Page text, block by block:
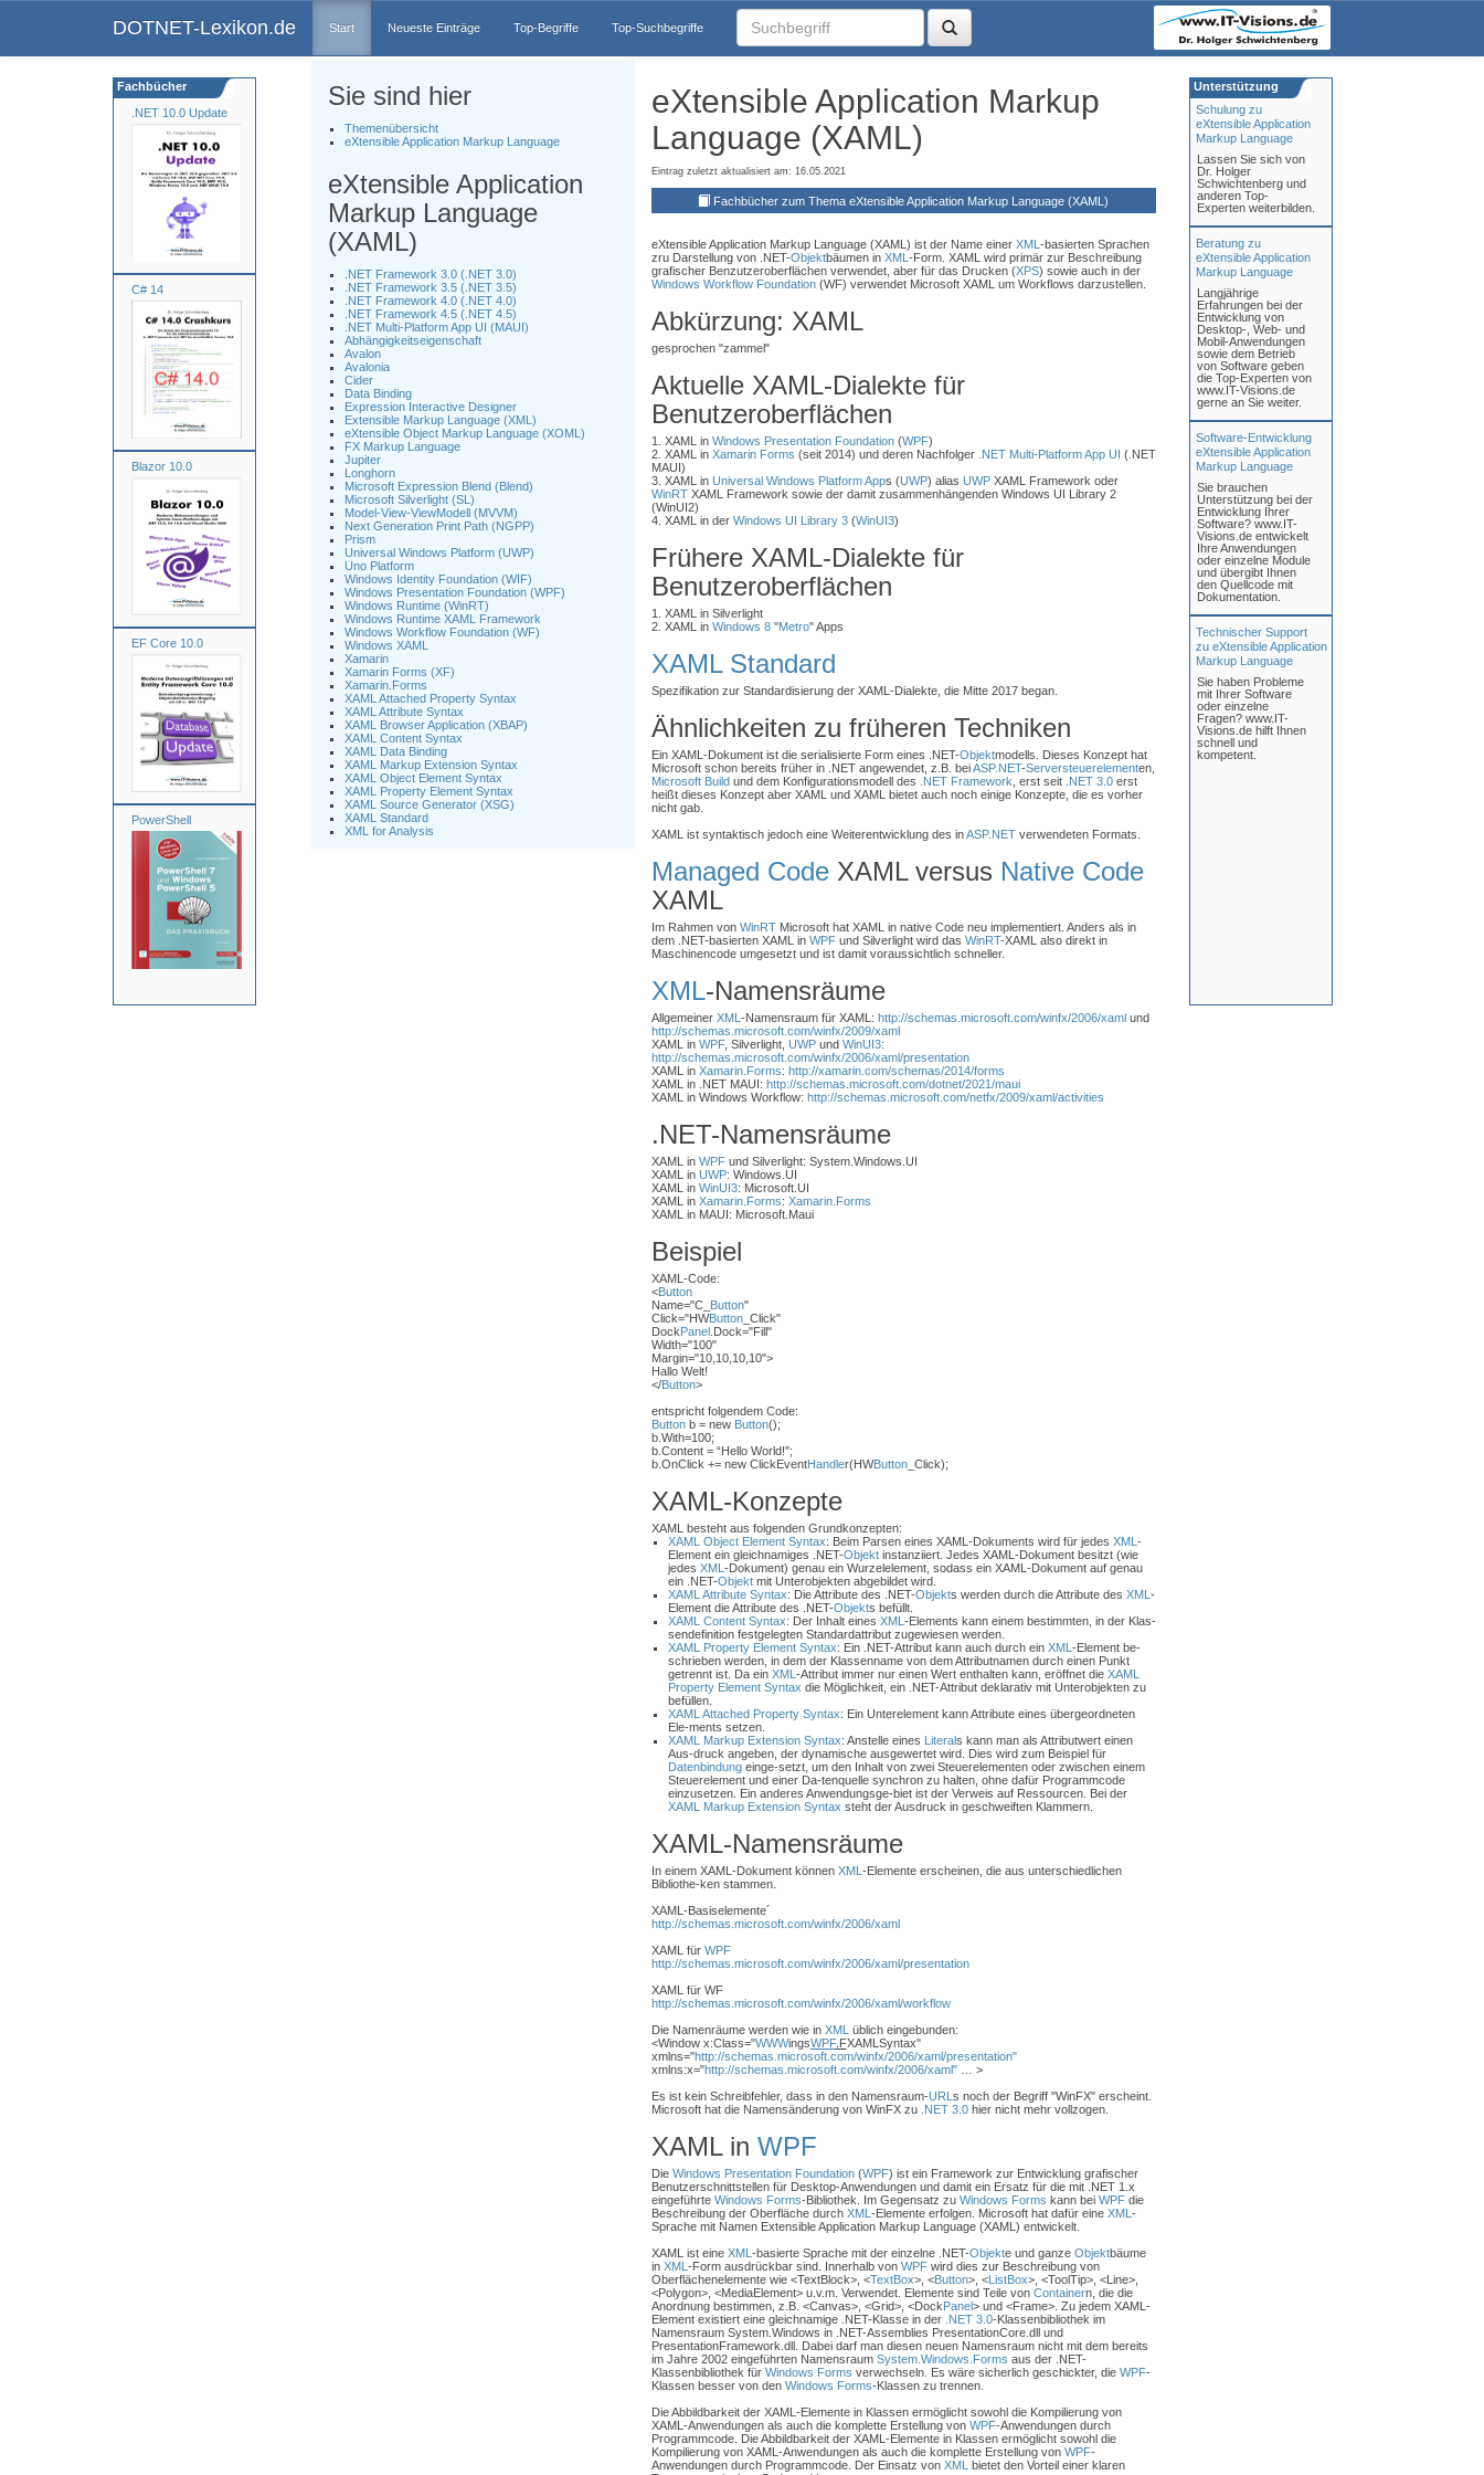
DOTNET-Lexikon.de Start Neueste Einträge Top-Begriffe Top-Suchbegriffe
.NET 10.0 Update
C# 14
Blazor 10.0
EF Core 10.0
PowerShell
Fachbücher Sie sind hier
Themenübersicht
eXtensible Application Markup Language
eXtensible Application
Markup Language
(XAML)
.NET Framework 3.0 (.NET 3.0)
.NET Framework 3.5 (.NET 3.5)
.NET Framework 4.0 (.NET 4.0)
.NET Framework 4.5 (.NET 4.5)
.NET Multi-Platform App UI (MAUI)
Abhängigkeitseigenschaft
Avalon
Avalonia
Cider
Data Binding
Expression Interactive Designer
Extensible Markup Language (XML)
eXtensible Object Markup Language (XOML)
FX Markup Language
Jupiter
Longhorn
Microsoft Expression Blend (Blend)
Microsoft Silverlight (SL)
Model-View-ViewModell (MVVM)
Next Generation Print Path (NGPP)
Prism
Universal Windows Platform (UWP)
Uno Platform
Windows Identity Foundation (WIF)
Windows Presentation Foundation (WPF)
Windows Runtime (WinRT)
Windows Runtime XAML Framework
Windows Workflow Foundation (WF)
Windows XAML
Xamarin
Xamarin Forms (XF)
Xamarin.Forms
XAML Attached Property Syntax
XAML Attribute Syntax
XAML Browser Application (XBAP)
XAML Content Syntax
XAML Data Binding
XAML Markup Extension Syntax
XAML Object Element Syntax
XAML Property Element Syntax
XAML Source Generator (XSG)
XAML Standard
XML for Analysis
eXtensible Application Markup
Language (XAML)
Eintrag zuletzt aktualisiert am: 16.05.2021
Fachbücher zum Thema eXtensible Application Markup Language (XAML)
eXtensible Application Markup Language (XAML) ist der Name einer XML -basierten Sprachen
zru Darstellung von .NET-Objektbäumen in XML -Form. XAML wird primär zur Beschreibung
grafischer Benzutzeroberflächen verwendet, aber für das Drucken (XPS) sowie auch in der
Windows Workflow Foundation(WF) verwendet Microsoft XAML um Workflows darzustellen.
Abkürzung: XAML
gesprochen "zammel"
Aktuelle XAML-Dialekte für
Benutzeroberflächen
1. XAML in Windows Presentation Foundation(WPF)
2. XAML in Xamarin Forms (seit 2014) und deren Nachfolger .NET Multi-Platform App UI (.NET
MAUI)
3. XAML in Universal Windows Platform Apps (UWP) alias UWPXAML Framework oder
WinRTXAML Framework sowie der damit zusammenhängenden Windows UI Library 2
(WinUI2)
4. XAML in der Windows UI Library 3(WinUI3)
Frühere XAML-Dialekte für
Benutzeroberflächen
1. XAML in Silverlight
2. XAML in Windows 8"Metro" Apps
XAML Standard
Spezifikation zur Standardisierung der XAML-Dialekte, die Mitte 2017 began.
Ähnlichkeiten zu früheren Techniken
Ein XAML-Dokument ist die serialisierte Form eines .NET-Objektmodells. Dieses Konzept hat
Microsoft schon bereits früher in .NET angewendet, z.B. beiASP.NET-Serversteuerelementen,
Microsoft Buildund dem Konfigurationsmodell des .NET Framework , erst seit .NET 3.0erst
heißt dieses Konzept aber XAML und XAML bietet auch noch einige Konzepte, die es vorher
nicht gab.
XAML ist syntaktisch jedoch eine Weiterentwicklung des inASP.NETverwendeten Formats.
Managed CodeXAML versus Native Code
XAML
Im Rahmen von WinRTMicrosoft hat XAML in native Code neu implementiert. Anders als in
dem .NET-basierten XAML in WPFund Silverlight wird das WinRT-XAML also direkt in
Maschinencode umgesetzt und ist damit voraussichtlich schneller.
XML-Namensräume
Allgemeiner XML -Namensraum für XAML: http://schemas.microsoft.com/winfx/2006/xamlund
http://schemas.microsoft.com/winfx/2009/xaml
XAML in WPF, Silverlight, UWPund WinUI3:
http://schemas.microsoft.com/winfx/2006/xaml/presentation
XAML in Xamarin.Forms: http://xamarin.com/schemas/2014/forms
XAML in .NET MAUI: http://schemas.microsoft.com/dotnet/2021/maui
XAML in Windows Workflow: http://schemas.microsoft.com/netfx/2009/xaml/activities
.NET-Namensräume
XAML in WPFund Silverlight: System.Windows.UI
XAML in UWP: Windows.UI
XAML in WinUI3: Microsoft.UI
XAML in Xamarin.Forms: Xamarin.Forms
XAML in MAUI: Microsoft.Maui
Beispiel
XAML-Code:
<Button
Name="C_ Button"
Click="HWButton_Click"
DockPanel.Dock="Fill"
Width="100"
Margin="10,10,10,10">
Hallo Welt!
</Button>
entspricht folgendem Code:
Buttonb = new Button();
b.With=100;
b.Content = “Hello World!";
b.OnClick += new ClickEventHandler(HWButton_Click);
XAML-Konzepte
XAML besteht aus folgenden Grundkonzepten:
XAML Object Element Syntax: Beim Parsen eines XAML-Dokuments wird für jedes XML -
Element ein gleichnamiges .NET-Objektinstanziiert. Jedes XAML-Dokument besitzt (wie
jedes XML -Dokument) genau ein Wurzelelement, sodass ein XAML-Dokument auf genau
ein .NET-Objektmit Unterobjekten abgebildet wird.
XAML Attribute Syntax: Die Attribute des .NET-Objekts werden durch die Attribute des XML -
Element die Attribute des .NET-Objekts befüllt.
XAML Content Syntax: Der Inhalt eines XML -Elements kann einem bestimmten, in der Klas-
sendefinition festgelegten Standardattribut zugewiesen werden.
XAML Property Element Syntax: Ein .NET-Attribut kann auch durch ein XML -Element be-
schrieben werden, in dem der Klassenname von dem Attributnamen durch einen Punkt
getrennt ist. Da ein XML -Attribut immer nur einen Wert enthalten kann, eröffnet die XAML
Property Element Syntax die Möglichkeit, ein .NET-Attribut deklarativ mit Unterobjekten zu
befüllen.
XAML Attached Property Syntax: Ein Unterelement kann Attribute eines übergeordneten
Ele-ments setzen.
XAML Markup Extension Syntax: Anstelle eines Literals kann man als Attributwert einen
Aus-druck angeben, der dynamische ausgewertet wird. Dies wird zum Beispiel für
Datenbindungeinge-setzt, um den Inhalt von zwei Steuerelementen oder zwischen einem
Steuerelement und einer Da-tenquelle synchron zu halten, ohne dafür Programmcode
einzusetzen. Ein anderes Anwendungsge-biet ist der Verweis auf Ressourcen. Bei der
XAML Markup Extension Syntax steht der Ausdruck in geschweiften Klammern.
XAML-Namensräume
In einem XAML-Dokument können XML -Elemente erscheinen, die aus unterschiedlichen
Bibliothe-ken stammen.
XAML-Basiselemente´
http://schemas.microsoft.com/winfx/2006/xaml
XAML für WPF
http://schemas.microsoft.com/winfx/2006/xaml/presentation
XAML für WF
http://schemas.microsoft.com/winfx/2006/xaml/workflow
Die Namenräume werden wie in XML üblich eingebunden:
<Window x:Class="WWWingsWPF.FXAMLSyntax"
xmlns="http://schemas.microsoft.com/winfx/2006/xaml/presentation"
xmlns:x="http://schemas.microsoft.com/winfx/2006/xaml"… >
Es ist kein Schreibfehler, dass in den Namensraum-URL s noch der Begriff "WinFX" erscheint.
Microsoft hat die Namensänderung von WinFX zu .NET 3.0hier nicht mehr vollzogen.
XAML in WPF
Die Windows Presentation Foundation(WPF) ist ein Framework zur Entwicklung grafischer
Benutzerschnittstellen für Desktop-Anwendungen und damit ein Ersatz für die mit .NET 1.x
eingeführte Windows Forms-Bibliothek. Im Gegensatz zu Windows Forms kann bei WPFdie
Beschreibung der Oberfläche durch XML -Elemente erfolgen. Microsoft hat dafür eine XML -
Sprache mit Namen Extensible Application Markup Language (XAML) entwickelt.
XAML ist eine XML -basierte Sprache mit der einzelne .NET-Objekte und ganze Objektbäume
in XML -Form ausdrückbar sind. Innerhalb von WPFwird dies zur Beschreibung von
Oberflächenelemente wie <TextBlock>, <TextBox>, <Button>, <ListBox>, <ToolTip>, <Line>,
<Polygon>, <MediaElement> u.v.m. Verwendet. Elemente sind Teile von Containern, die die
Anordnung bestimmen, z.B. <Canvas>, <Grid>, <DockPanel> und <Frame>. Zu jedem XAML-
Element existiert eine gleichnamige .NET-Klasse in der .NET 3.0-Klassenbibliothek im
Namensraum System.Windows in .NET-Assemblies PresentationCore.dll und
PresentationFramework.dll. Dabei darf man diesen neuen Namensraum nicht mit dem bereits
im Jahre 2002 eingeführten Namensraum System.Windows.Forms aus der .NET-
Klassenbibliothek für Windows Forms verwechseln. Es wäre sicherlich geschickter, die WPF-
Klassen besser von den Windows Forms-Klassen zu trennen.
Die Abbildbarkeit der XAML-Elemente in Klassen ermöglicht sowohl die Kompilierung von
XAML-Anwendungen als auch die komplette Erstellung von WPF-Anwendungen durch
Programmcode. Die Abbildbarkeit der XAML-Elemente in Klassen ermöglicht sowohl die
Kompilierung von XAML-Anwendungen als auch die komplette Erstellung von WPF-
Anwendungen durch Programmcode. Der Einsatz von XML bietet den Vorteil einer klaren
Schulung zu
eXtensible Application
Markup Language
Lassen Sie sich von
Dr. Holger
Schwichtenberg und
anderen Top-
Experten weiterbilden.
Beratung zu
eXtensible Application
Markup Language
Langjährige
Erfahrungen bei der
Entwicklung von
Desktop-, Web- und
Mobil-Anwendungen
sowie dem Betrieb
von Software geben
die Top-Experten von
www.IT-Visions.de
gerne an Sie weiter.
Software-Entwicklung
eXtensible Application
Markup Language
Sie brauchen
Unterstützung bei der
Entwicklung Ihrer
Software? www.IT-
Visions.de entwickelt
Ihre Anwendungen
oder einzelne Module
und übergibt Ihnen
den Quellcode mit
Dokumentation.
Technischer Support
zu eXtensible Application
Markup Language
Sie haben Probleme
mit Ihrer Software
oder einzelne
Fragen? www.IT-
Visions.de hilft Ihnen
schnell und
kompetent.
Unterstützung